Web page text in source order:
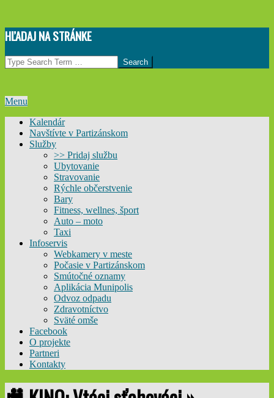
Skip
to
content
HĽADAJ NA STRÁNKE
Search
Primary
Menu
Menu
Kalendár
Navštívte v Partizánskom
Služby
>> Pridaj službu
Ubytovanie
Stravovanie
Rýchle občerstvenie
Bary
Fitness, wellnes, šport
Auto – moto
Taxi
Infoservis
Webkamery v meste
Počasie v Partizánskom
Smútočné oznamy
Aplikácia Munipolis
Odvoz odpadu
Zdravotníctvo
Sväté omše
Facebook
O projekte
Partneri
Kontakty